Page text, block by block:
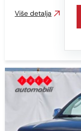
Više detalja